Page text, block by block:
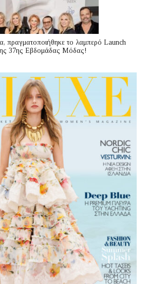
πραγματοποιήθηκε το λαμπερό Launch
37ης Εβδομάδας Μόδας!